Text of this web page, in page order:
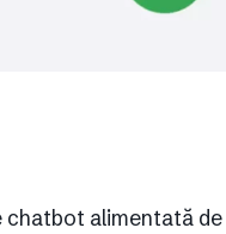
chatbot alimentată